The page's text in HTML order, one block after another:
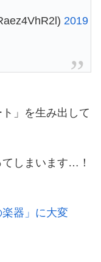
2019
」を生み出して
しまいます…！
器」に大変